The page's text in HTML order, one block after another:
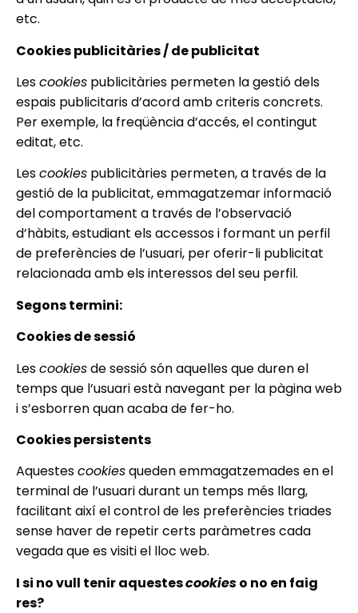
etc.
Cookies publicitàries / de publicitat
Lescookies publicitàries permeten la gestió dels
espais publicitaris d’acord amb criteris concrets.
Per exemple, la freqüència d’accés, el contingut
editat, etc.
Lescookies publicitàries permeten, a través de la
gestió de la publicitat, emmagatzemar informació
del comportament a través de l’observació
d’hàbits, estudiant els accessos i formant un perfil
de preferències de l’usuari, per oferir-li publicitat
relacionada amb els interessos del seu perfil.
Segons termini:
Cookies de sessió
Lescookiesde sessió són aquelles que duren el
temps que l’usuari està navegant per la pàgina web
i s’esborren quan acaba de fer-ho.
Cookies persistents
Aquestescookiesqueden emmagatzemades en el
terminal de l’usuari durant un temps més llarg,
facilitant així el control de les preferències triades
sense haver de repetir certs paràmetres cada
vegada que es visiti el lloc web.
I si no vull tenir aquestescookieso no en faig
res?